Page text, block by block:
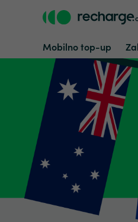
Mobilno top-up